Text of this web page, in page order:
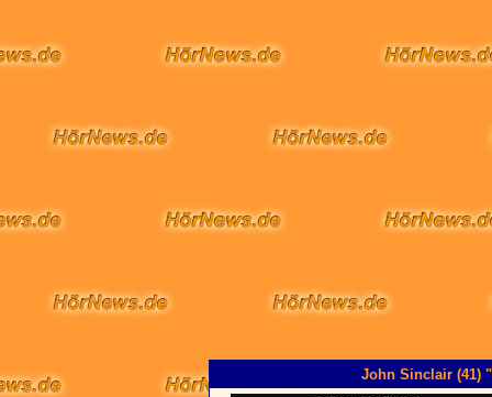
John Sinclair (41)